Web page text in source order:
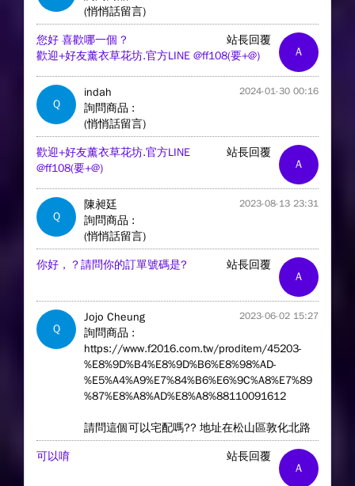
(悄悄話留言)
A
站長回覆
您好 喜歡哪一個 ?
歡迎+好友薰衣草花坊.官方LINE @ff108(要+@)
Q
indah 2024-01-30 00:16
詢問商品 :
(悄悄話留言)
A
站長回覆
歡迎+好友薰衣草花坊.官方LINE
@ff108(要+@)
Q
陳昶廷 2023-08-13 23:31
詢問商品 :
(悄悄話留言)
A
站長回覆
你好，？請問你的訂單號碼是?
Q
Jojo Cheung 2023-06-02 15:27
詢問商品 :
https://www.f2016.com.tw/proditem/45203-
%E8%9D%B4%E8%9D%B6%E8%98%AD-
%E5%A4%A9%E7%84%B6%E6%9C%A8%E7%89
%87%E8%A8%AD%E8%A8%88110091612
請問這個可以宅配嗎?? 地址在松山區敦化北路
A
站長回覆
可以唷